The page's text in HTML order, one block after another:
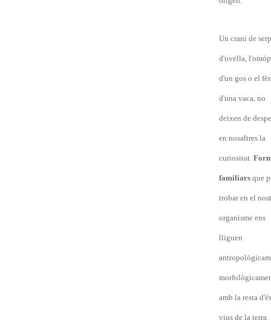
Un crani de
d'ovella,
d'un gos o el
d'una vaca, no
deixen de
en nosaltres la
curiositat.
familiarsque
trobar en el
organisme ens
lliguen
amb la resta
vius de la terra.